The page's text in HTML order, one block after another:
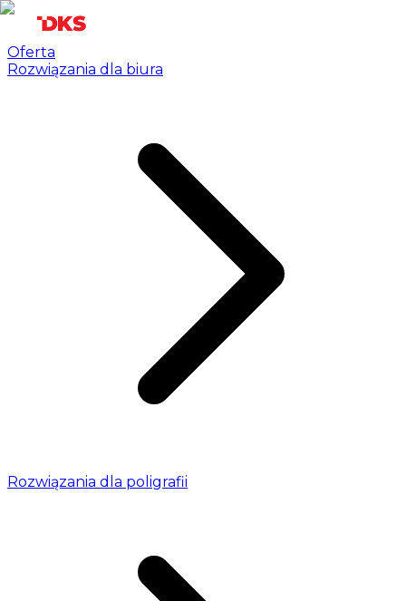
Oferta
Rozwiązania dla biura
Rozwiązania dla poligrafii